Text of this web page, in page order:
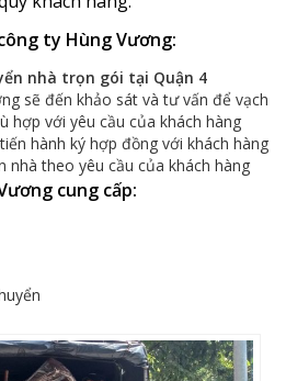
ty Hùng Vương:
nhà trọn gói tại Quận 4
sẽ đến khảo sát và tư vấn để vạch
hợp với yêu cầu của khách hàng
hành ký hợp đồng với khách hàng
nhà theo yêu cầu của khách hàng
cung cấp: